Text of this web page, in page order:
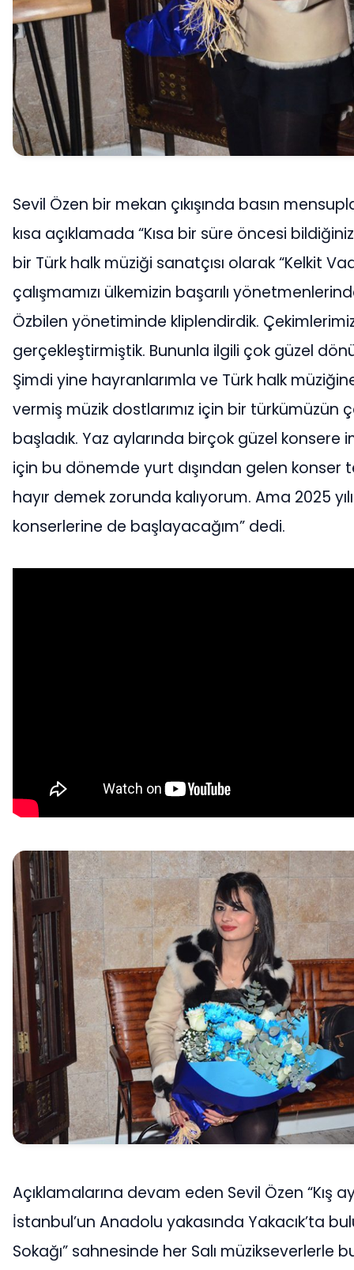
Sevil Özen bir mekan çıkışında basın
kısa açıklamada “Kısa bir süre öncesi
bir Türk halk müziği sanatçısı olarak “Kelkit
çalışmamızı ülkemizin başarılı
Özbilen yönetiminde kliplendirdik.
gerçekleştirmiştik. Bununla ilgili çok güzel
Şimdi yine hayranlarımla ve Türk halk
vermiş müzik dostlarımız için bir türkümüzün
başladık. Yaz aylarında birçok güzel konsere
için bu dönemde yurt dışından gelen konser
hayır demek zorunda kalıyorum. Ama 2025
konserlerine de başlayacağım” dedi.
Açıklamalarına devam eden Sevil Özen “Kış
İstanbul’un Anadolu yakasında Yakacık’ta
Sokağı” sahnesinde her Salı müzikseverlerle